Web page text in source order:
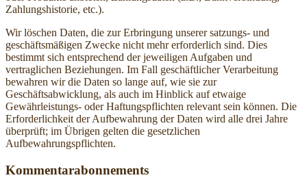
Zahlungshistorie, etc.).
Wir löschen Daten, die zur Erbringung unserer satzungs- und
geschäftsmäßigen Zwecke nicht mehr erforderlich sind. Dies
bestimmt sich entsprechend der jeweiligen Aufgaben und
vertraglichen Beziehungen. Im Fall geschäftlicher Verarbeitung
bewahren wir die Daten so lange auf, wie sie zur
Geschäftsabwicklung, als auch im Hinblick auf etwaige
Gewährleistungs- oder Haftungspflichten relevant sein können. Die
Erforderlichkeit der Aufbewahrung der Daten wird alle drei Jahre
überprüft; im Übrigen gelten die gesetzlichen
Aufbewahrungspflichten.
Kommentarabonnements